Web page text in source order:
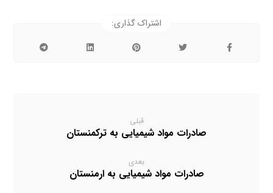
قبلی
صادرات مواد شیمیایی به ترکمنستان
بعدی
صادرات مواد شیمیایی به ارمنستان